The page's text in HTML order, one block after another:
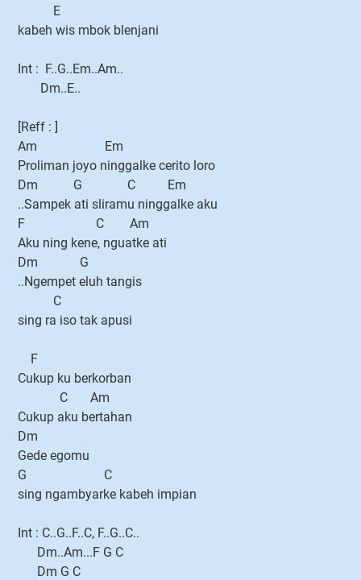
E
kabeh wis mbok blenjani
Int : F..G..Em..Am..
Dm..E..
[Reff : ]
Am Em
Proliman joyo ninggalke cerito loro
Dm G C Em
..Sampek ati sliramu ninggalke aku
F C Am
Aku ning kene, nguatke ati
Dm G
..Ngempet eluh tangis
C
sing ra iso tak apusi
F
Cukup ku berkorban
C Am
Cukup aku bertahan
Dm
Gede egomu
G C
sing ngambyarke kabeh impian
Int : C..G..F..C, F..G..C..
Dm..Am...F G C
Dm G C